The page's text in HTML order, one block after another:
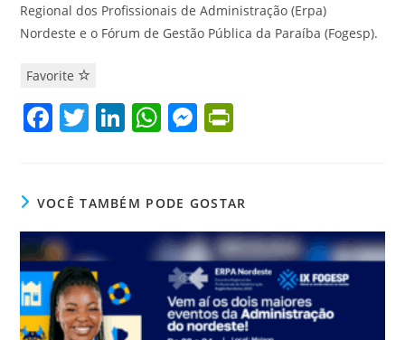
Regional dos Profissionais de Administração (Erpa)
Nordeste e o Fórum de Gestão Pública da Paraíba (Fogesp).
Favorite
F
e
b
o
o
k
T
er
Li
e
dI
W
s
A
p
p
M
e
n
g
er
ri
e
n
dl
y
VOCÊ TAMBÉM PODE GOSTAR